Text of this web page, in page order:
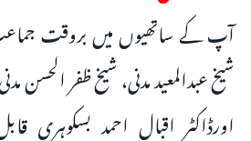
آپ کے ساتھیوں میں بروقت
شیخ عبدالمعید مدنی، شیخ ظفر الحسن
اورڈاکٹر اقبال احمد بسکوہری